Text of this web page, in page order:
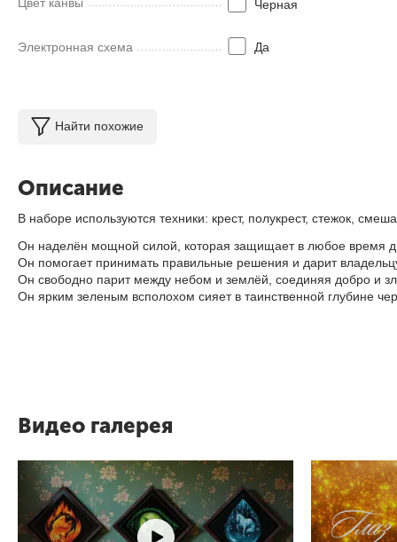
Черная
Электронная схема Да
Найти похожие
Описание
В наборе используются техники: крест, полукрест, стежок,
Он наделён мощной силой, которая защищает в любое время
Он помогает принимать правильные решения и дарит
Он свободно парит между небом и землёй, соединяя добро и
Он ярким зеленым всполохом сияет в таинственной глубине
Видео галерея